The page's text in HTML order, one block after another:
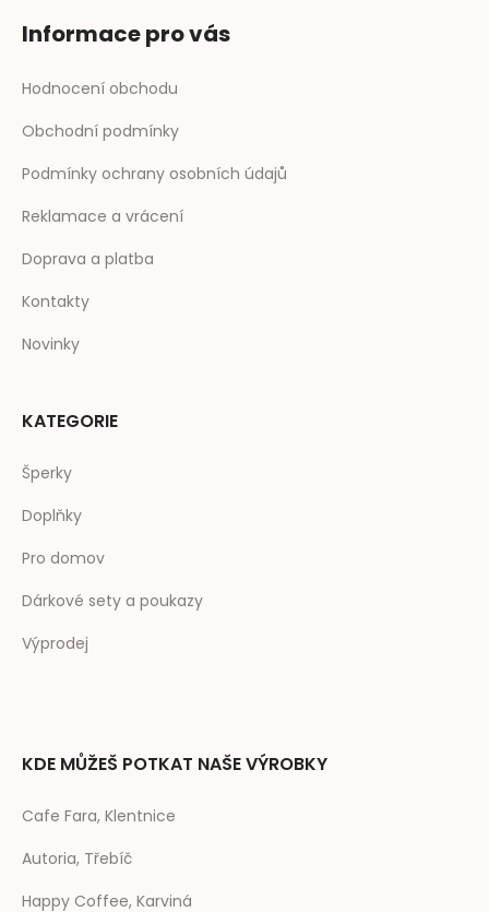
Informace pro vás
Hodnocení obchodu
Obchodní podmínky
Podmínky ochrany osobních údajů
Reklamace a vrácení
Doprava a platba
Kontakty
Novinky
KATEGORIE
Šperky
Doplňky
Pro domov
Dárkové sety a poukazy
Výprodej
KDE MŮŽEŠ POTKAT NAŠE VÝROBKY
Cafe Fara, Klentnice
Autoria, Třebíč
Happy Coffee, Karviná